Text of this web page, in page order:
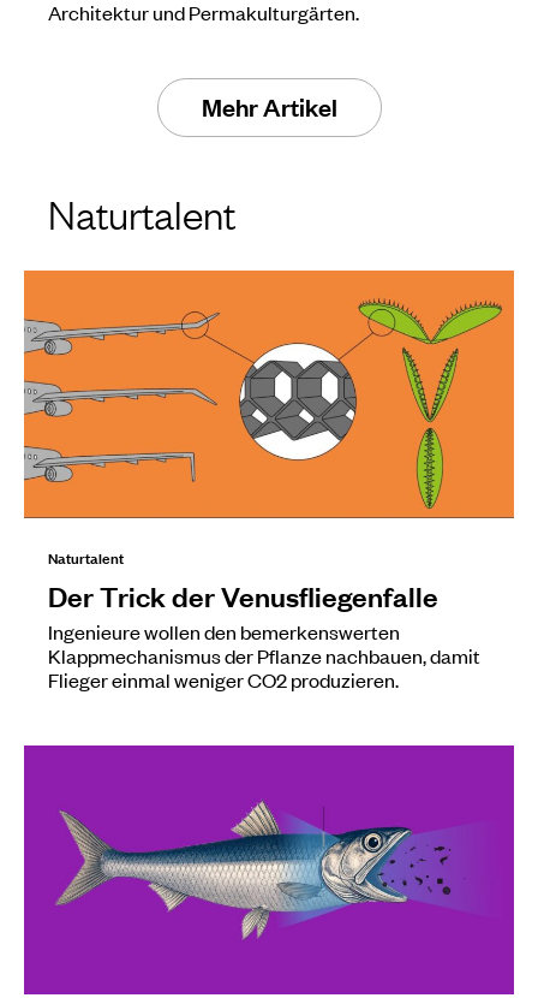
Architektur und Permakulturgärten.
Mehr Artikel
Naturtalent
Naturtalent
Der Trick der Venusfliegenfalle
Ingenieure wollen den bemerkenswerten
Klappmechanismus der Pflanze nachbauen, damit
Flieger einmal weniger CO2 produzieren.